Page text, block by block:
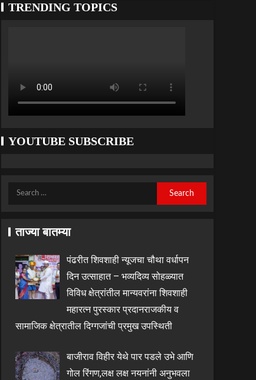
TRENDING TOPICS
YOUTUBE SUBSCRIBE
ताज्या बातम्या
पंढरीत शिवशाही न्यूजचा चौथा वर्धापन
दिन उत्साहात – भव्यदिव्य सोहळ्यात
विविध क्षेत्रांतील मान्यवरांना शिवशाही
महारत्न पुरस्कार प्रदानराजकीय व
सामाजिक क्षेत्रातील दिग्गजांची प्रमुख उपस्थिती
बाजीराव विहीर येथे पार पडले उभे आणि
गोल रिंगण,लक्ष लक्ष नयनांनी अनुभवला